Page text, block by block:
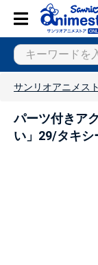
サンリオアニメス
パーツ付きア
い」29/タキシ